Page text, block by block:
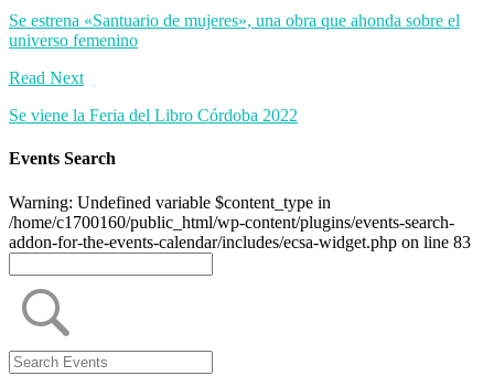
Se estrena «Santuario de mujeres», una obra que ahonda sobre el
universo femenino
Read Next
Se viene la Feria del Libro Córdoba 2022
Events Search
Warning: Undefined variable $content_type in
/home/c1700160/public_html/wp-content/plugins/events-search-
addon-for-the-events-calendar/includes/ecsa-widget.php on line 83